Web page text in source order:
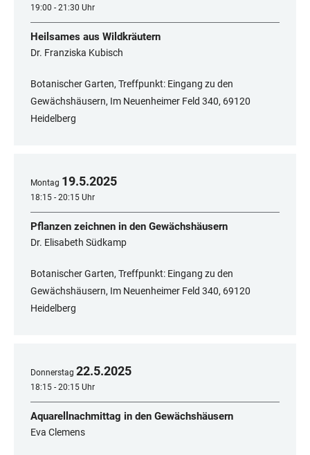
19:00 - 21:30 Uhr
Heilsames aus Wildkräutern
Dr. Franziska Kubisch
Botanischer Garten, Treffpunkt: Eingang zu den
Gewächshäusern, Im Neuenheimer Feld 340, 69120
Heidelberg
Montag 19.5.2025
18:15 - 20:15 Uhr
Pflanzen zeichnen in den Gewächshäusern
Dr. Elisabeth Südkamp
Botanischer Garten, Treffpunkt: Eingang zu den
Gewächshäusern, Im Neuenheimer Feld 340, 69120
Heidelberg
Donnerstag 22.5.2025
18:15 - 20:15 Uhr
Aquarellnachmittag in den Gewächshäusern
Eva Clemens